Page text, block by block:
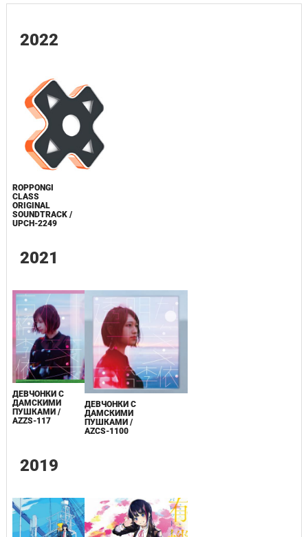
2022
ROPPONGI
CLASS
ORIGINAL
SOUNDTRACK /
UPCH-2249
2021
ДЕВЧОНКИ С
ДАМСКИМИ
ПУШКАМИ /
AZZS-117
ДЕВЧОНКИ С
ДАМСКИМИ
ПУШКАМИ /
AZCS-1100
2019